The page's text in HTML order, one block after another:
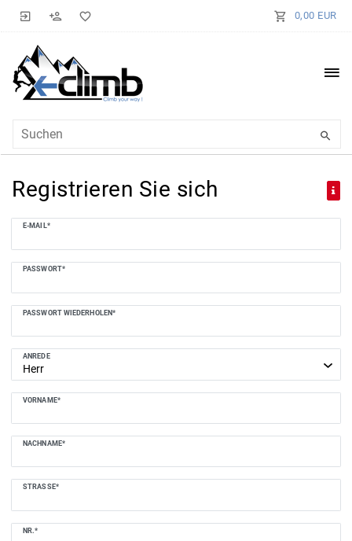
0,00 EUR
Registrieren Sie sich
E-MAIL*
PASSWORT*
PASSWORT WIEDERHOLEN*
ANREDE
VORNAME*
NACHNAME*
STRASSE*
NR.*